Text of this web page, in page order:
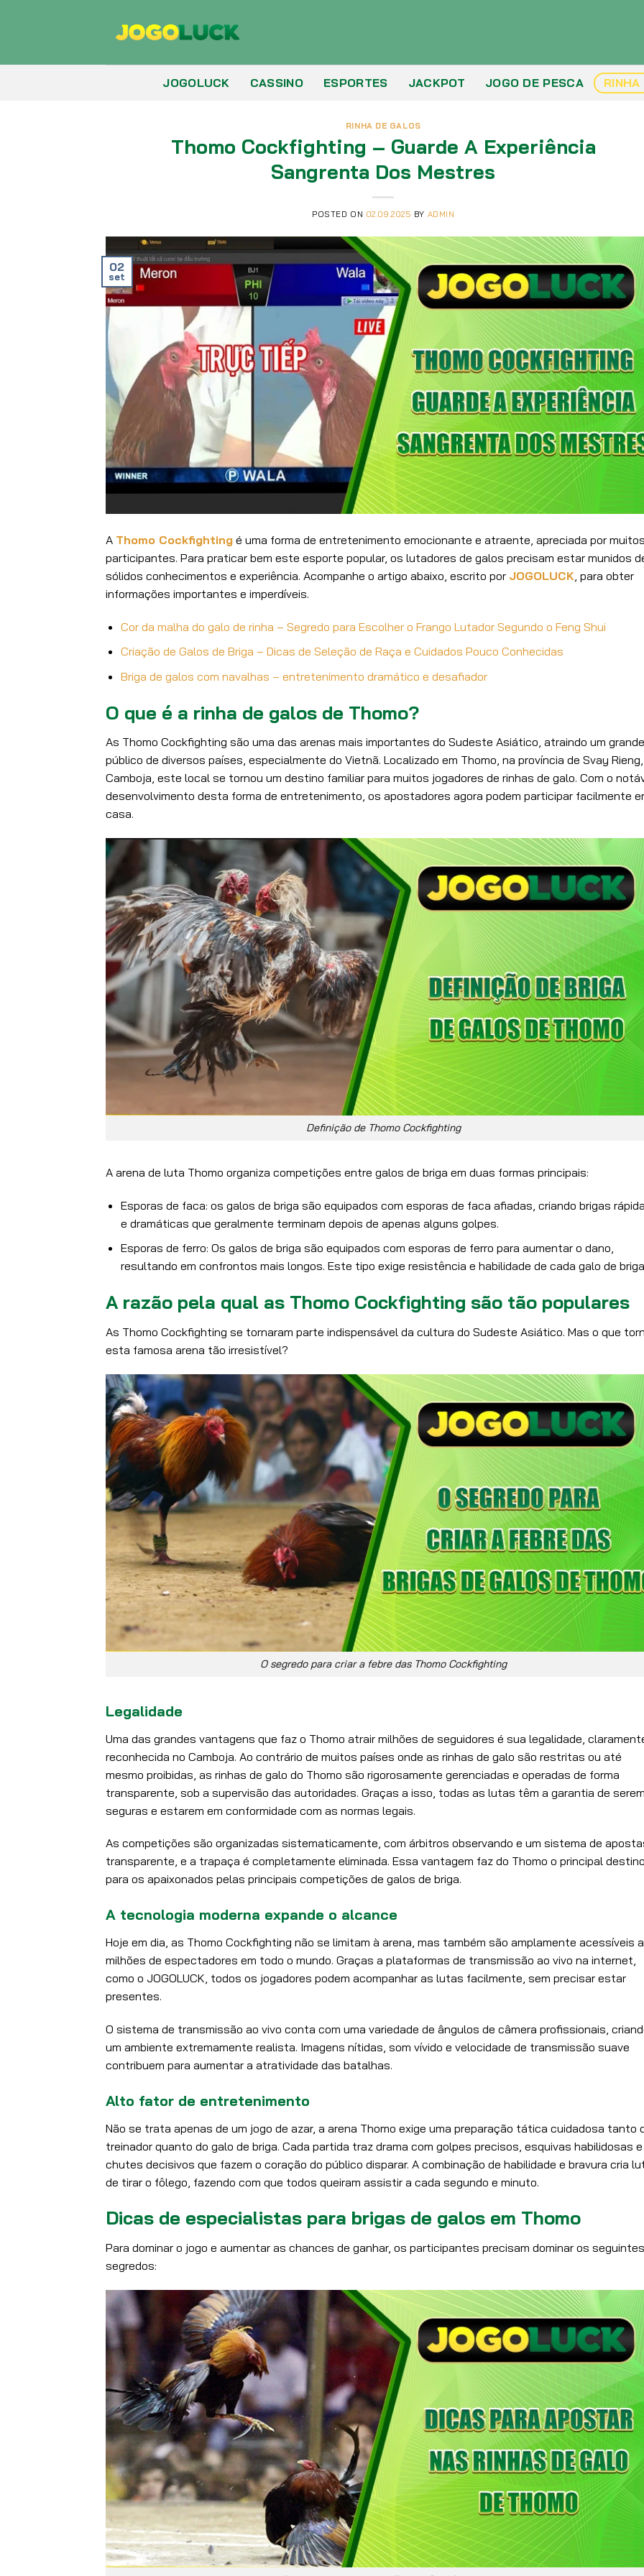
JOGOLUCK CASSINO ESPORTES JACKPOT JOGO DE PESCA
RINHA DE GALOS
Thomo Cockfighting – Guarde A Experiência
Sangrenta Dos Mestres
POSTED ON 02.09.2025 BY ADMIN
02
set
A Thomo Cockfighting é uma forma de entretenimento emocionante e atraente, apreciada por
participantes. Para praticar bem este esporte popular, os lutadores de galos precisam estar munidos
sólidos conhecimentos e experiência. Acompanhe o artigo abaixo, escrito por JOGOLUCK , para obter
informações importantes e imperdíveis.
Cor da malha do galo de rinha – Segredo para Escolher o Frango Lutador Segundo o Feng Shui
Criação de Galos de Briga – Dicas de Seleção de Raça e Cuidados Pouco Conhecidas
Briga de galos com navalhas – entretenimento dramático e desafiador
O que é a rinha de galos de Thomo?
As Thomo Cockfighting são uma das arenas mais importantes do Sudeste Asiático, atraindo um grande
público de diversos países, especialmente do Vietnã. Localizado em Thomo, na província de Svay
Camboja, este local se tornou um destino familiar para muitos jogadores de rinhas de galo. Com o
desenvolvimento desta forma de entretenimento, os apostadores agora podem participar facilmente
casa.
Definição de Thomo Cockfighting
A arena de luta Thomo organiza competições entre galos de briga em duas formas principais:
Esporas de faca: os galos de briga são equipados com esporas de faca afiadas, criando brigas
e dramáticas que geralmente terminam depois de apenas alguns golpes.
Esporas de ferro: Os galos de briga são equipados com esporas de ferro para aumentar o dano,
resultando em confrontos mais longos. Este tipo exige resistência e habilidade de cada galo de
A razão pela qual as Thomo Cockfighting são tão populares
As Thomo Cockfighting se tornaram parte indispensável da cultura do Sudeste Asiático. Mas o que
esta famosa arena tão irresistível?
O segredo para criar a febre das Thomo Cockfighting
Legalidade
Uma das grandes vantagens que faz o Thomo atrair milhões de seguidores é sua legalidade,
reconhecida no Camboja. Ao contrário de muitos países onde as rinhas de galo são restritas ou até
mesmo proibidas, as rinhas de galo do Thomo são rigorosamente gerenciadas e operadas de forma
transparente, sob a supervisão das autoridades. Graças a isso, todas as lutas têm a garantia de
seguras e estarem em conformidade com as normas legais.
As competições são organizadas sistematicamente, com árbitros observando e um sistema de
transparente, e a trapaça é completamente eliminada. Essa vantagem faz do Thomo o principal
para os apaixonados pelas principais competições de galos de briga.
A tecnologia moderna expande o alcance
Hoje em dia, as Thomo Cockfighting não se limitam à arena, mas também são amplamente acessíveis a
milhões de espectadores em todo o mundo. Graças a plataformas de transmissão ao vivo na internet,
como o JOGOLUCK, todos os jogadores podem acompanhar as lutas facilmente, sem precisar estar
presentes.
O sistema de transmissão ao vivo conta com uma variedade de ângulos de câmera profissionais,
um ambiente extremamente realista. Imagens nítidas, som vívido e velocidade de transmissão suave
contribuem para aumentar a atratividade das batalhas.
Alto fator de entretenimento
Não se trata apenas de um jogo de azar, a arena Thomo exige uma preparação tática cuidadosa tanto
treinador quanto do galo de briga. Cada partida traz drama com golpes precisos, esquivas habilidosas e
chutes decisivos que fazem o coração do público disparar. A combinação de habilidade e bravura cria
de tirar o fôlego, fazendo com que todos queiram assistir a cada segundo e minuto.
Dicas de especialistas para brigas de galos em Thomo
Para dominar o jogo e aumentar as chances de ganhar, os participantes precisam dominar os seguintes
segredos: